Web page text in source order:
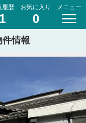
履歴
1
お気に入り
0
メニュー
情報